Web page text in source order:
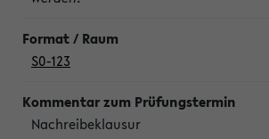
S0-123
Nachreibeklausur